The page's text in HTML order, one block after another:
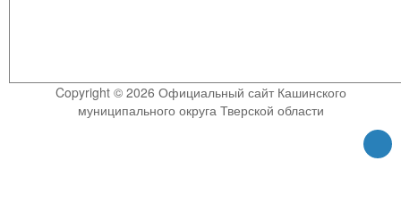
Copyright © 2026 Официальный сайт Кашинского
муниципального округа Тверской области